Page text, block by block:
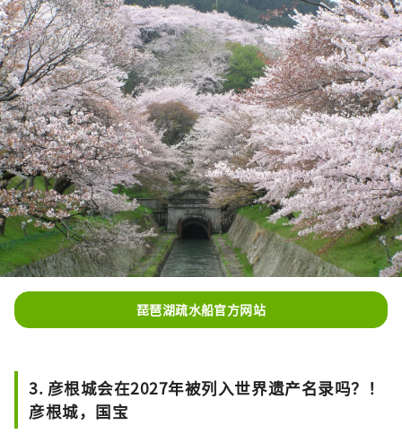
之一和樱花。
地面宽敞而轻松，使它们不仅在游客中
而且在当地人中受欢迎。对于那些想在
感受历史的同时静静地享受樱花的人来
说，这是一个推荐的地方。
琵琶湖疏水船官方网站
3. 彦根城会在2027年被列入世界遗产名录吗？！
彦根城，国宝